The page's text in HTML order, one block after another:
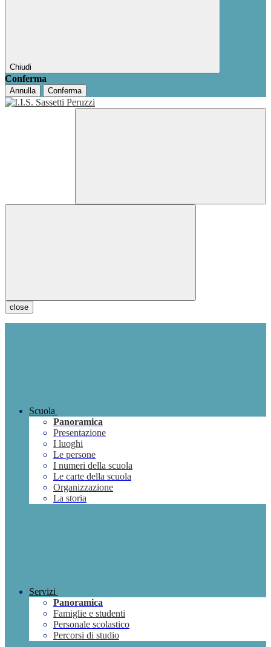
Chiudi
Conferma
Annulla Conferma
close
Scuola
Panoramica
Presentazione
I luoghi
Le persone
I numeri della scuola
Le carte della scuola
Organizzazione
La storia
Servizi
Panoramica
Famiglie e studenti
Personale scolastico
Percorsi di studio